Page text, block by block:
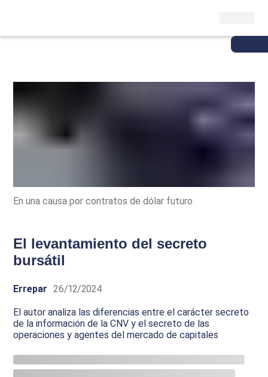
En una causa por contratos de dólar futuro
El levantamiento del secreto
bursátil
Errepar 26/12/2024
El autor analiza las diferencias entre el carácter secreto
de la información de la CNV y el secreto de las
operaciones y agentes del mercado de capitales